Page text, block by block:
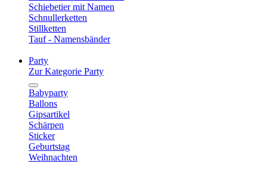
Schiebetier mit Namen
Schnullerketten
Stillketten
Tauf - Namensbänder
Party
Zur Kategorie Party
Babyparty
Ballons
Gipsartikel
Schärpen
Sticker
Geburtstag
Weihnachten